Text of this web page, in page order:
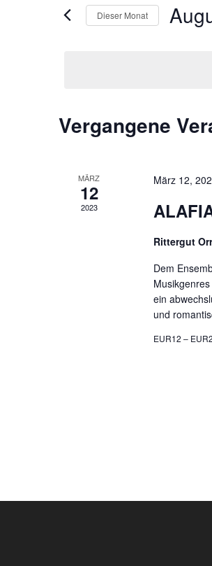
Navigation
nach
Dieser Monat
Kalender
von
Vergangene
MÄRZ
12
2023
März 12,
Rittergut
Dem
ein
und
EUR12 –